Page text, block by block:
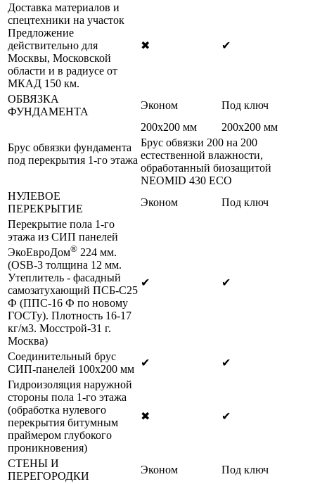
Доставка материалов и
спецтехники на участок
Предложение
действительно для
Москвы, Московской
области и в радиусе от
МКАД 150 км.
✖ ✔
ОБВЯЗКА
ФУНДАМЕНТА
Эконом Под ключ
Брус обвязки фундамента
под перекрытия 1-го этажа
200х200 мм
200х200 мм
Брус обвязки 200 на 200
естественной влажности,
обработанный биозащитой
NEOMID 430 ЕСО
НУЛЕВОЕ
ПЕРЕКРЫТИЕ
Эконом
Под ключ
Перекрытие пола 1-го
этажа из СИП панелей
ЭкоЕвроДом® 224 мм.
(OSB-3 толщина 12 мм.
Утеплитель - фасадный
самозатухающий ПСБ-С25
Ф (ППС-16 Ф по новому
ГОСТу). Плотность 16-17
кг/м3. Мосстрой-31 г.
Москва)
✔ ✔
Соединительный брус
СИП-панелей 100х200 мм
✔
✔
Гидроизоляция наружной
стороны пола 1-го этажа
(обработка нулевого
перекрытия битумным
праймером глубокого
проникновения)
✖ ✔
СТЕНЫ И
ПЕРЕГОРОДКИ
Эконом
Под ключ